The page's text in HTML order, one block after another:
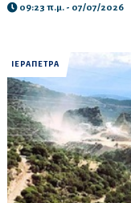
09:23 π.μ. - 07/07/2026
ΙΕΡΑΠΕΤΡΑ